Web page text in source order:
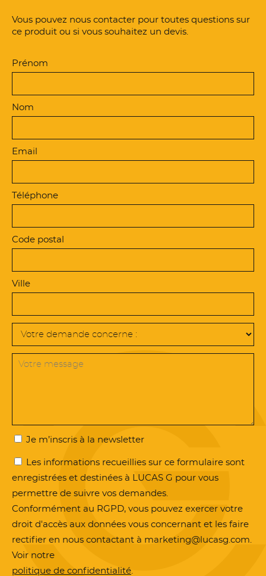
Vous pouvez nous contacter pour toutes questions sur
ce produit ou si vous souhaitez un devis.
Prénom
Nom
Email
Téléphone
Code postal
Ville
Je m’inscris à la newsletter
Les informations recueillies sur ce formulaire sont
enregistrées et destinées à LUCAS G pour vous
permettre de suivre vos demandes.
Conformément au RGPD, vous pouvez exercer votre
droit d'accès aux données vous concernant et les faire
rectifier en nous contactant à marketing@lucasg.com.
Voir notre
politique de confidentialité.